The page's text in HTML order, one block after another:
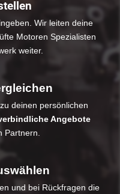
Wir leiten deine
Motoren Spezialisten
weiter.
deinen persönlichen
Angebote
Partnern.
und bei Rückfragen die